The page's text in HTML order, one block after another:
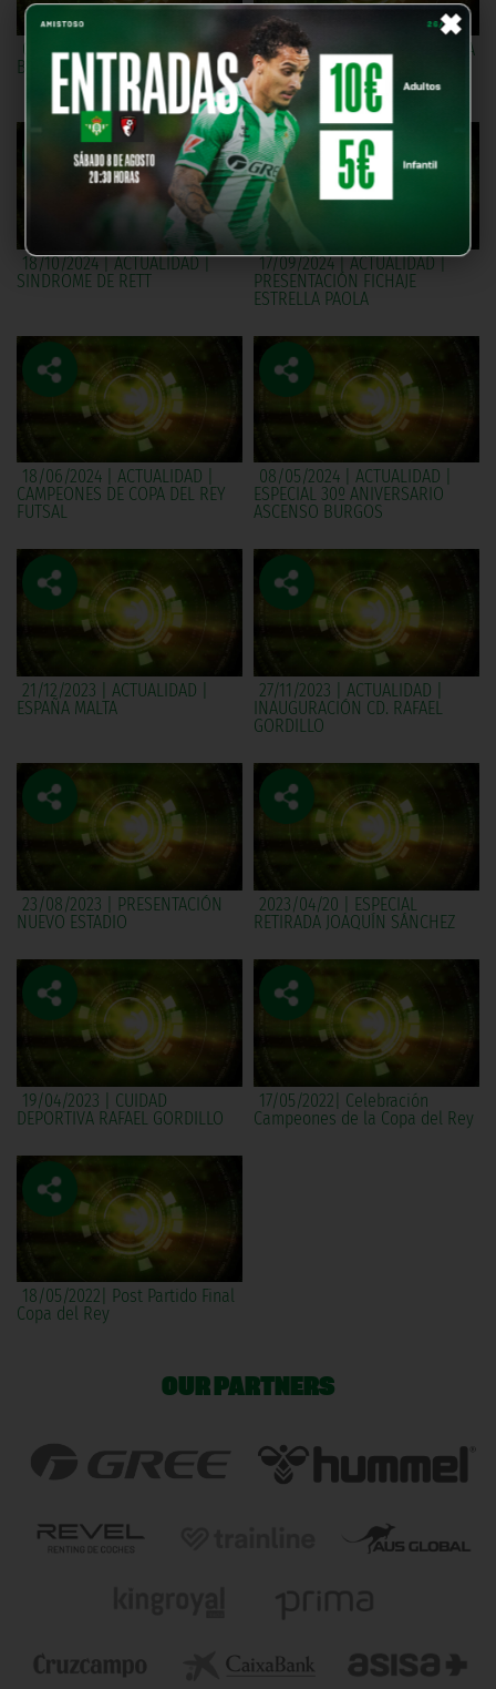
×
09/11/2024 | REGATA SEVILLA -
BETIS
25/10/2024 | UNIDOS POR UNA
PASIÓN | PEÑA BÉTICA EL
FONTANAL
18/10/2024 | ACTUALIDAD |
SINDROME DE RETT
17/09/2024 | ACTUALIDAD |
PRESENTACIÓN FICHAJE
ESTRELLA PAOLA
18/06/2024 | ACTUALIDAD |
CAMPEONES DE COPA DEL REY
FUTSAL
08/05/2024 | ACTUALIDAD |
ESPECIAL 30º ANIVERSARIO
ASCENSO BURGOS
21/12/2023 | ACTUALIDAD |
ESPAÑA MALTA
27/11/2023 | ACTUALIDAD |
INAUGURACIÓN CD. RAFAEL
GORDILLO
23/08/2023 | PRESENTACIÓN
NUEVO ESTADIO
2023/04/20 | ESPECIAL
RETIRADA JOAQUÍN SÁNCHEZ
19/04/2023 | CUIDAD
DEPORTIVA RAFAEL GORDILLO
17/05/2022| Celebración
Campeones de la Copa del Rey
18/05/2022| Post Partido Final
Copa del Rey
OUR PARTNERS